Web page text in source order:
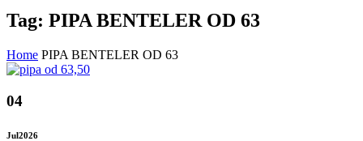
Tag: PIPA BENTELER OD 63
Home PIPA BENTELER OD 63
04
Jul2026